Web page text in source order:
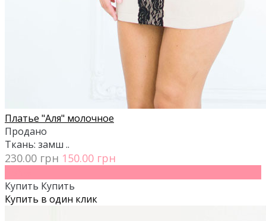
Платье "Аля" молочное
Продано
Ткань: замш ..
230.00 грн 150.00 грн
Купить Купить
Купить в один клик